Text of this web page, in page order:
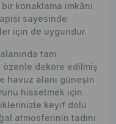
konaklama imkânı
sayesinde
için de uygundur.
tam
özenle dekore edilmiş
havuz alanı güneşin
hissetmek için
keyif dolu
atmosferinin tadını